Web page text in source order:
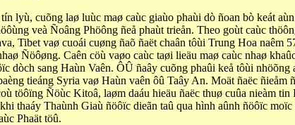
lyù, cuõng laø luùc maø caùc giaùo phaùi dò ñoan bò keát
veà Ñoâng Phöông ñeå phaùt trieån. Theo goùt caùc
Tibet vaø cuoái cuøng ñaõ ñaët chaân tôùi Trung Hoa naêm
Ñöôøng. Caên cöù vaøo caùc taøi lieäu maø caùc nhaø
dòch sang Haùn Vaên. ÔÛ ñaây cuõng phaûi keå tôùi
tieáng Syria vaø Haùn vaên ôû Taây An. Moät ñaëc ñieåm
Ñöùc Kitoâ, laøm daáu hieäu ñaëc thuø cuûa nieàm
thaáy Thaùnh Giaù ñöôïc dieãn taû qua hình aûnh ñöôïc
Phaät töû.